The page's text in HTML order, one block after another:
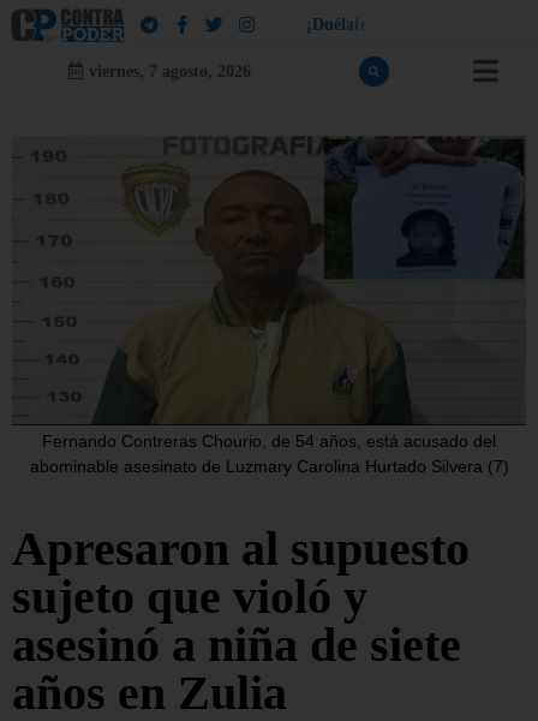
¡ Dué a e
viernes, 7 agosto, 2026
Fernando Contreras Chourio, de 54 años, está acusado del
abominable asesinato de Luzmary Carolina Hurtado Silvera (7)
Apresaron al supuesto
sujeto que violó y
asesinó a niña de siete
años en Zulia